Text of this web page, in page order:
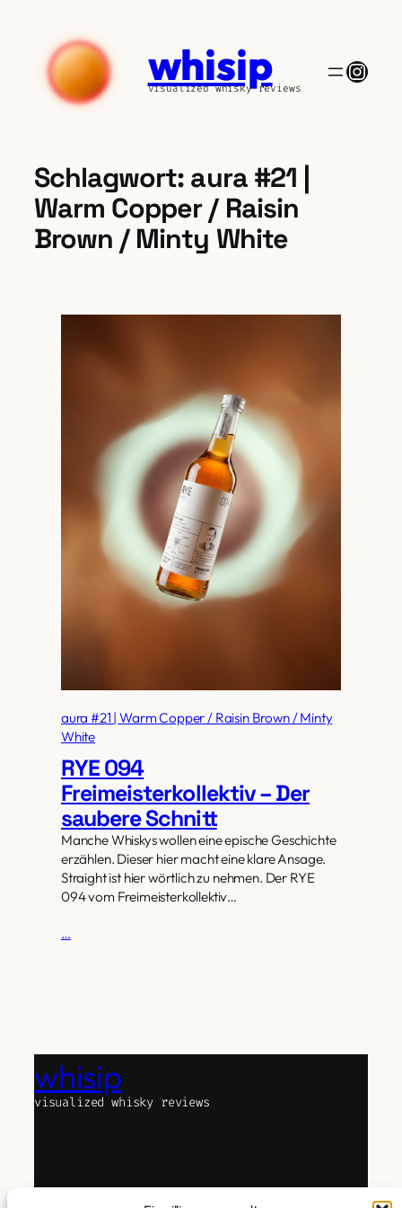
springen
whisip
visualized whisky reviews
Schlagwort: aura #21 |
Warm Copper / Raisin
Brown / Minty White
aura #21 | Warm Copper / Raisin Brown / Minty
White
RYE 094
Freimeisterkollektiv – Der
saubere Schnitt
Manche Whiskys wollen eine epische Geschichte
erzählen. Dieser hier macht eine klare Ansage.
Straight ist hier wörtlich zu nehmen. Der RYE
094 vom Freimeisterkollektiv…
…
whisip
visualized whisky reviews
whisip ist anders.